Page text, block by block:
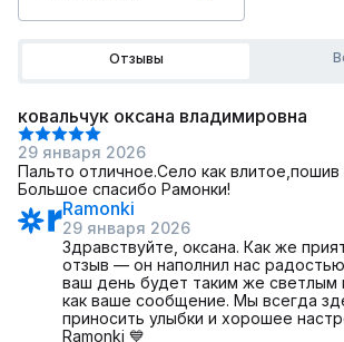
Отзывы
ковальчук оксана владимировна
29 января 2026
Пальто отличное.Село как влитое,пошив
Большое спасибо Рамонки!
Ramonki
29 января 2026
Здравствуйте, оксана. Как же
отзыв — он наполнил нас
ваш день будет таким же светлым
как ваше сообщение. Мы всегда
приносить улыбки и хорошее
Ramonki 💙